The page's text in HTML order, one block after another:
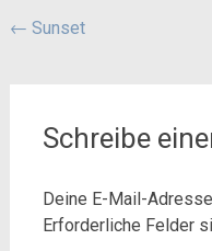
← Sunset
Schreibe
Deine E-Mail-
Erforderliche Felder